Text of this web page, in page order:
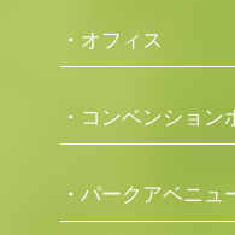
・オフィス
・コンベンショ
・パークアベニュ